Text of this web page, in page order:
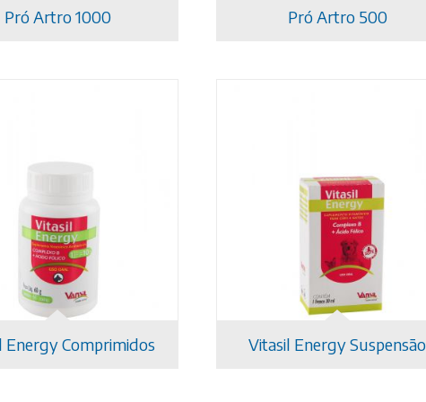
Pró Artro 1000 Pró Artro 500
Energy Comprimidos Vitasil Energy Suspensão